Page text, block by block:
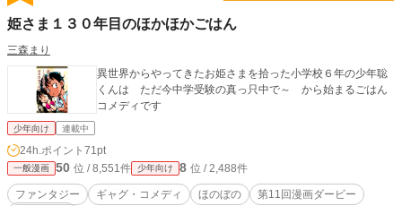
姫さま１３０年目のほかほかごはん
三森まり
異世界からやってきたお姫さまを拾った小学校６年の少年聡
くんは ただ今中学受験の真っ只中で～ から始まるごはん
コメディです
少年向け 連載中
24h.ポイント 71pt
一般漫画 50 位 / 8,551件 少年向け 8 位 / 2,488件
ファンタジー ギャグ・コメディ ほのぼの
第11回漫画ダービー